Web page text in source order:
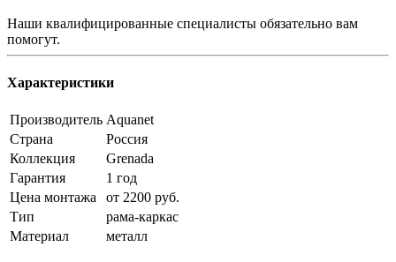
Наши квалифицированные специалисты обязательно вам
помогут.
Характеристики
Производитель Aquanet
Страна
Россия
Коллекция
Grenada
Гарантия
1 год
Цена монтажа
от 2200 руб.
Тип
рама-каркас
Материал
металл